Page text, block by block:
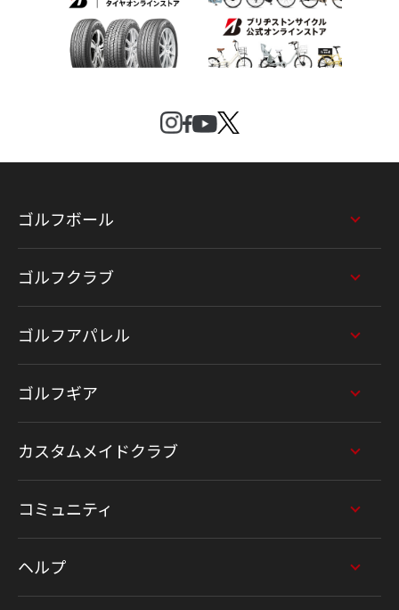
ゴルフボール
ゴルフクラブ
ゴルフアパレル
ゴルフギア
カスタムメイドクラブ
コミュニティ
ヘルプ